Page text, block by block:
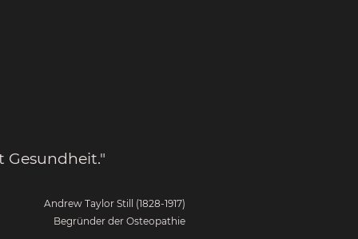
Gesundheit."
Andrew Taylor Still (1828-1917)
Begründer der Osteopathie